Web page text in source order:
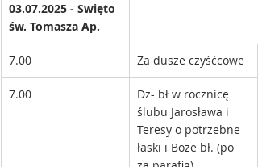
03.07.2025 - Swięto
św. Tomasza Ap.
7.00 Za dusze czyśćcowe
7.00
Dz- bł w rocznicę
ślubu Jarosława i
Teresy o potrzebne
łaski i Boże bł. (po